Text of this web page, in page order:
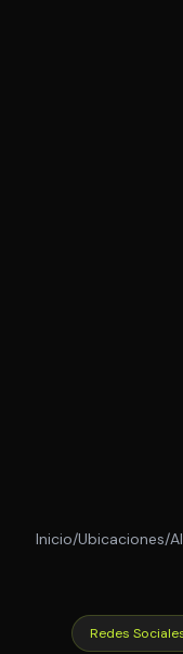
Inicio/Ubicaciones/
Redes